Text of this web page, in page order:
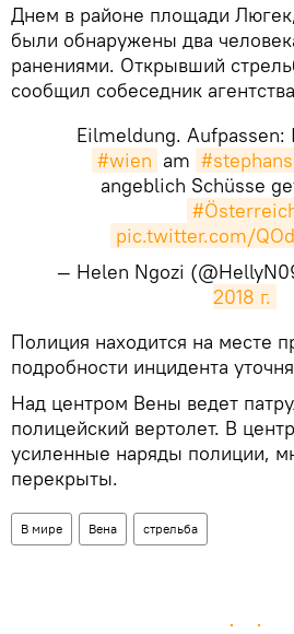
Днем в районе площади
были обнаружены два
ранениями. Открывший
сообщил собеседник
Eilmeldung. Aufpassen:
#wien am
angeblich Schüsse
pic.twitter.com/
— Helen Ngozi
2018 г.
​Полиция находится на месте
подробности инцидента
Над центром Вены ведет
полицейский вертолет. В
усиленные наряды полиции,
перекрыты.
В мире Вена стрельба